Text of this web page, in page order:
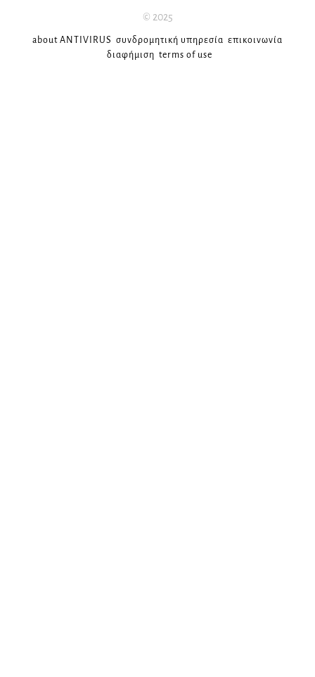
© 2025
about ANTIVIRUS συνδρομητική υπηρεσία επικοινωνία
διαφήμιση terms of use